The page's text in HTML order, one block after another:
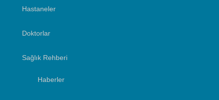
Hastaneler
Doktorlar
Sağlık Rehberi
Haberler